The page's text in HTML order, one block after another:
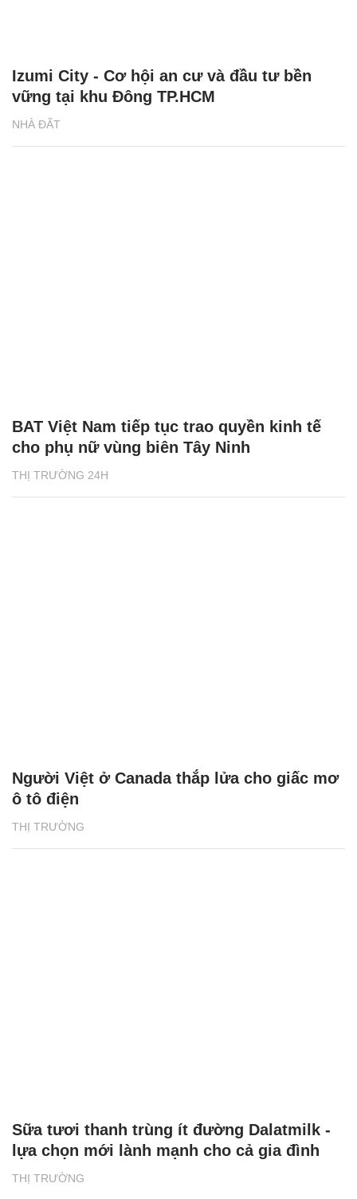
NHÀ ĐẤT
Izumi City - Cơ hội an cư và đầu tư bền
vững tại khu Đông TP.HCM
THỊ TRƯỜNG 24H
BAT Việt Nam tiếp tục trao quyền kinh tế
cho phụ nữ vùng biên Tây Ninh
THỊ TRƯỜNG
Người Việt ở Canada thắp lửa cho giấc mơ
ô tô điện
THỊ TRƯỜNG
Sữa tươi thanh trùng ít đường Dalatmilk -
lựa chọn mới lành mạnh cho cả gia đình